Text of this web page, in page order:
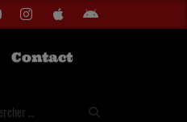
Contact